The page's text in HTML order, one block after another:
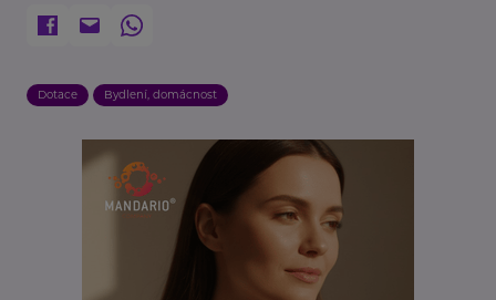
Dotace Bydlení, domácnost